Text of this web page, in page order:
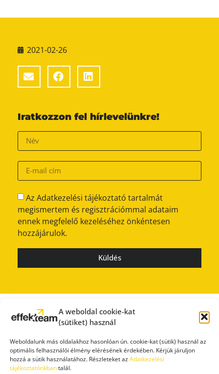
A weboldal cookie-kat
(sütiket) használ
Weboldalunk más oldalakhoz hasonlóan ún. cookie-kat (sütik) használ az
optimális felhasználói élmény elérésének érdekében. Kérjük járuljon
hozzá a sütik használatához. Részleteket azAdatkezelési
tájékoztatónkbantalál.
2021-02-26
Iratkozzon fel hírlevelünkre!
Az Adatkezelési tájékoztató tartalmát
megismertem és regisztrációmmal adataim
ennek megfelelő kezeléséhez önkéntesen
hozzájárulok.
Küldés